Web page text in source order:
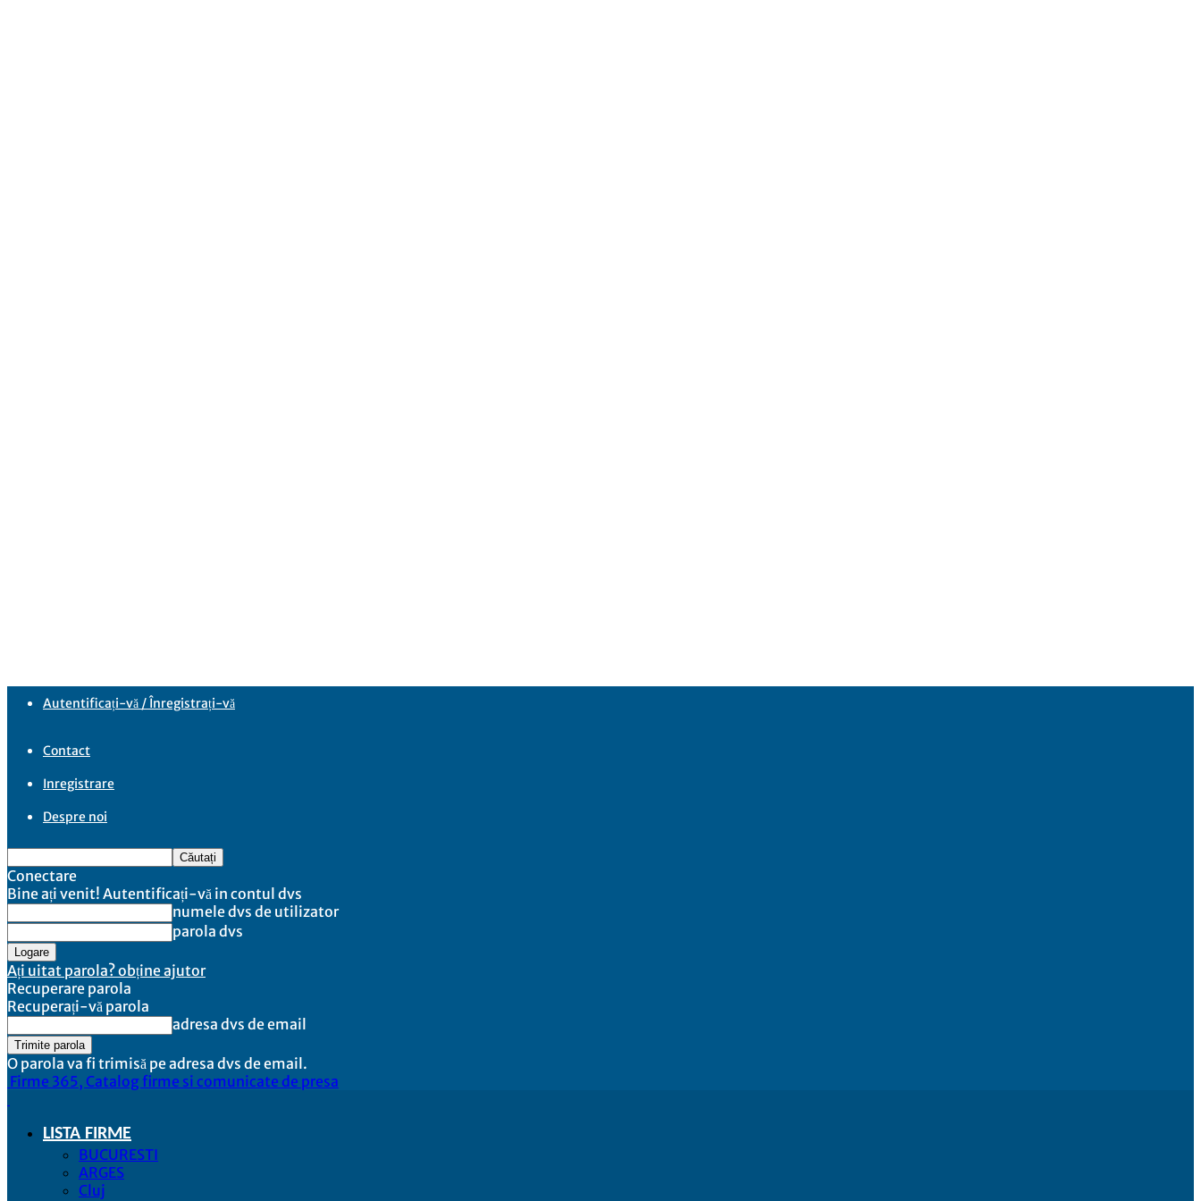
Autentificați-vă / Înregistrați-vă
Contact
Inregistrare
Despre noi
Conectare
Bine ați venit! Autentificați-vă in contul dvs
numele dvs de utilizator
parola dvs
Ați uitat parola? obține ajutor
Recuperare parola
Recuperați-vă parola
adresa dvs de email
O parola va fi trimisă pe adresa dvs de email.
Firme 365, Catalog firme si comunicate de presa
LISTA FIRME
BUCURESTI
ARGES
Cluj